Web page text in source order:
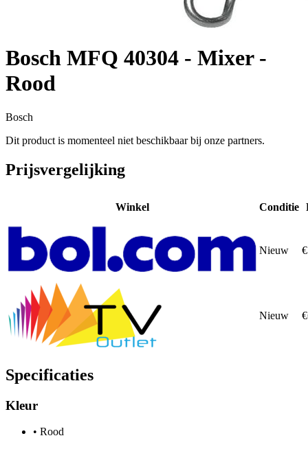
Bosch MFQ 40304 - Mixer -
Rood
Bosch
Dit product is momenteel niet beschikbaar bij onze partners.
Prijsvergelijking
Winkel Conditie
Nieuw
Nieuw
Specificaties
Kleur
• Rood